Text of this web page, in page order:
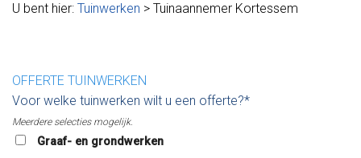
U bent hier: Tuinwerken > Tuinaannemer Kortessem
OFFERTE TUINWERKEN
Voor welke tuinwerken wilt u een offerte?*
Meerdere selecties mogelijk.
Graaf- en grondwerken